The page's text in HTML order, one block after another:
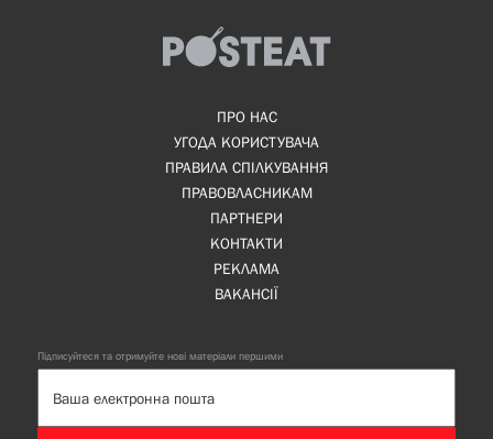
ПРО НАС
УГОДА КОРИСТУВАЧА
ПРАВИЛА СПІЛКУВАННЯ
ПРАВОВЛАСНИКАМ
ПАРТНЕРИ
КОНТАКТИ
РЕКЛАМА
ВАКАНСІЇ
Підписуйтеся та отримуйте нові матеріали першими